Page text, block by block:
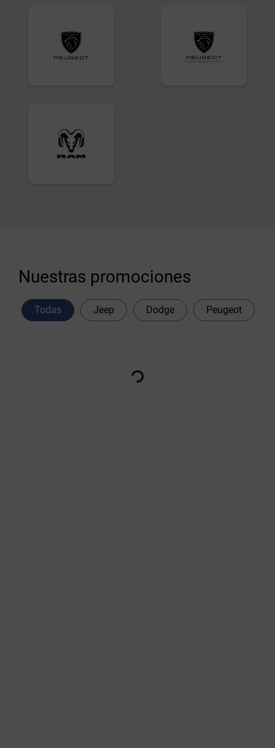
Nuestras promociones
Todas Jeep Dodge Peugeot